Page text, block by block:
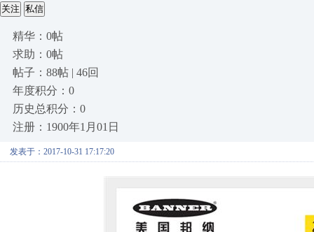
关注 私信
精华：0帖
求助：0帖
帖子：88帖 | 46回
年度积分：0
历史总积分：0
注册：1900年1月01日
发表于：2017-10-31 17:17:20